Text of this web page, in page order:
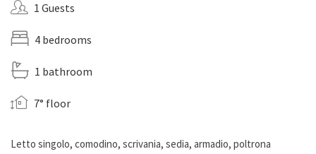
1 Guests
4 bedrooms
1 bathroom
7° floor
Letto singolo, comodino, scrivania, sedia, armadio, poltrona